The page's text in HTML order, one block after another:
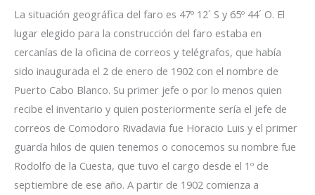
La situación geográfica del faro es 47º 12´ S y 65º 44´ O. El
lugar elegido para la construcción del faro estaba en
cercanías de la oficina de correos y telégrafos, que había
sido inaugurada el 2 de enero de 1902 con el nombre de
Puerto Cabo Blanco. Su primer jefe o por lo menos quien
recibe el inventario y quien posteriormente sería el jefe de
correos de Comodoro Rivadavia fue Horacio Luis y el primer
guarda hilos de quien tenemos o conocemos su nombre fue
Rodolfo de la Cuesta, que tuvo el cargo desde el 1º de
septiembre de ese año. A partir de 1902 comienza a